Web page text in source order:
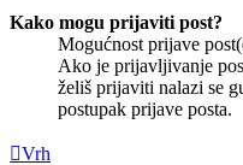
Kako mogu prijaviti post?
Mogućnost prijave
Ako je prijavljivanje
želiš prijaviti nalazi se
postupak prijave posta.
Vrh